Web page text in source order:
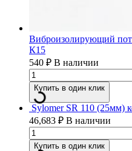
Виброизолирующий
К15
540 ₽ В наличии
Купить в один клик
Sylomer SR 110 (25мм)
46,683 ₽ В наличии
Купить в один клик